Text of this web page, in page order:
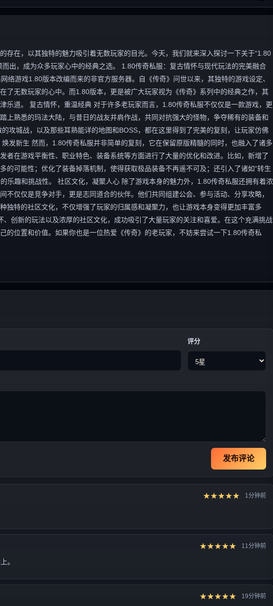
存在，以其独特的魅力吸引着无数玩家的目光。今天，我们就来深入探讨一下关于“1.80
出，成为众多玩家心中的经典之选。 1.80传奇私服：复古情怀与现代玩法的完美融合
络游戏1.80版本改编而来的非官方服务器。自《传奇》问世以来，其独特的游戏设定、
了无数玩家的心中。而1.80版本，更是被广大玩家视为《传奇》系列中的经典之作，其
乐道。 复古情怀，重温经典 对于许多老玩家而言，1.80传奇私服不仅仅是一款游戏，更
上熟悉的玛法大陆，与昔日的战友并肩作战，共同对抗强大的怪物，争夺稀有的装备和
攻城战，以及那些耳熟能详的地图和BOSS，都在这里得到了完美的复刻，让玩家仿佛
发新生 然而，1.80传奇私服并非简单的复刻，它在保留原版精髓的同时，也融入了诸多
者在游戏平衡性、职业特色、装备系统等方面进行了大量的优化和改进。比如，新增了
的可能性；优化了装备掉落机制，使得获取极品装备不再遥不可及；还引入了诸如“转生
乐趣和挑战性。 社区文化，凝聚人心 除了游戏本身的魅力外，1.80传奇私服还拥有着浓
不仅仅是竞争对手，更是志同道合的伙伴。他们共同组建公会、参与活动、分享攻略，
独特的社区文化，不仅增强了玩家的归属感和凝聚力，也让游戏本身变得更加丰富多
创新的玩法以及浓厚的社区文化，成功吸引了大量玩家的关注和喜爱。在这个充满挑战
的位置和价值。如果你也是一位热爱《传奇》的老玩家，不妨来尝试一下1.80传奇私
评分
发布评论
★★★★★ 1分钟前
★★★★★ 11分钟前
。
★★★★★ 19分钟前